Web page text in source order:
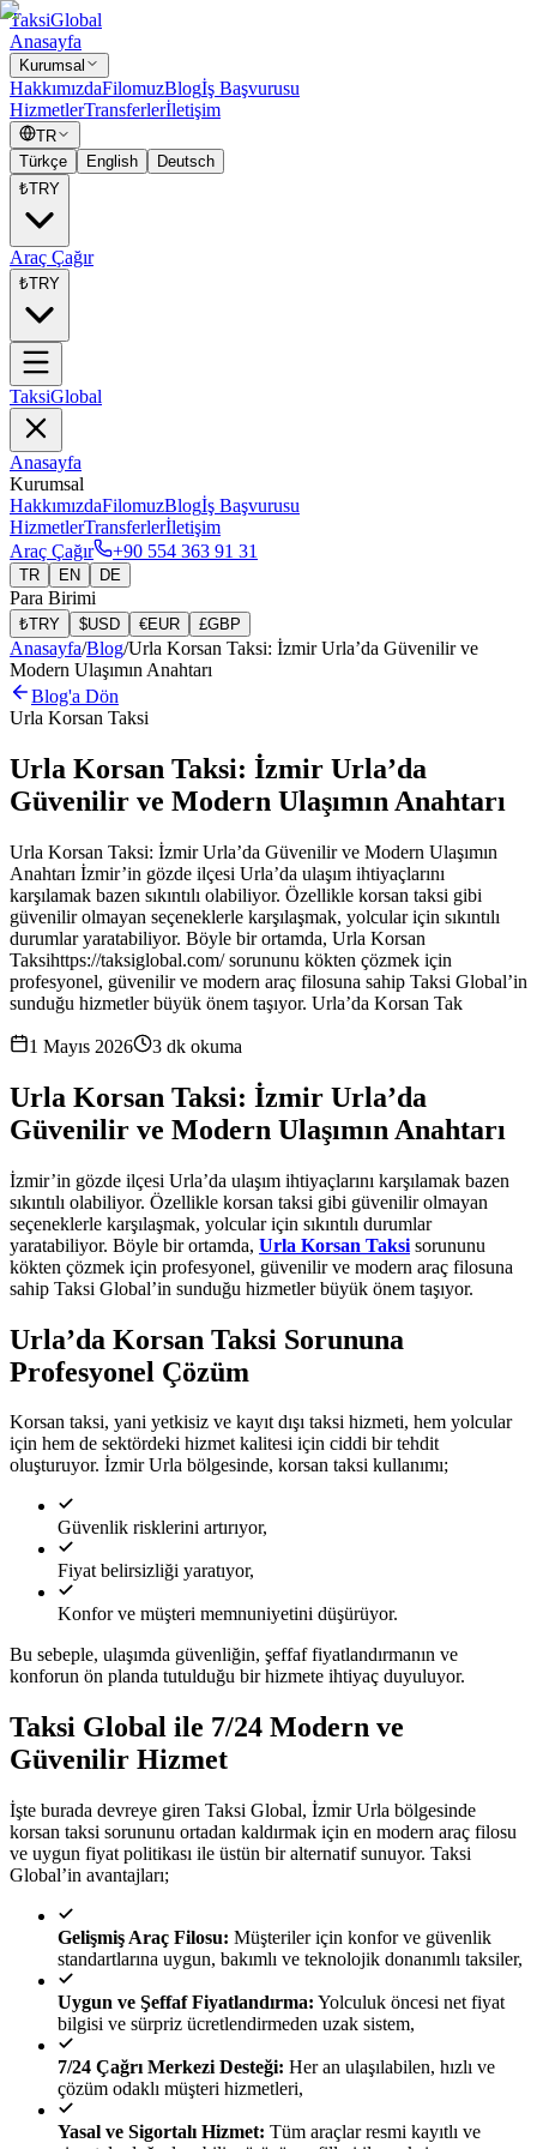
TaksiGlobal
Anasayfa
Kurumsal
HakkımızdaFilomuzBlogİş Başvurusu
HizmetlerTransferlerİletişim
TR
Türkçe
English
Deutsch
₺TRY
Araç Çağır
₺TRY
TaksiGlobal
Anasayfa
Kurumsal
HakkımızdaFilomuzBlogİş Başvurusu
HizmetlerTransferlerİletişim
Araç Çağır
+90 554 363 91 31
TR EN DE
Para Birimi
₺TRY $USD €EUR £GBP
Anasayfa/Blog/Urla Korsan Taksi: İzmir Urla’da Güvenilir ve
Modern Ulaşımın Anahtarı
Blog'a Dön
Urla Korsan Taksi
Urla Korsan Taksi: İzmir Urla’da
Güvenilir ve Modern Ulaşımın Anahtarı
Urla Korsan Taksi: İzmir Urla’da Güvenilir ve Modern Ulaşımın
Anahtarı İzmir’in gözde ilçesi Urla’da ulaşım ihtiyaçlarını
karşılamak bazen sıkıntılı olabiliyor. Özellikle korsan taksi gibi
güvenilir olmayan seçeneklerle karşılaşmak, yolcular için sıkıntılı
durumlar yaratabiliyor. Böyle bir ortamda, Urla Korsan
Taksihttps://taksiglobal.com/ sorununu kökten çözmek için
profesyonel, güvenilir ve modern araç filosuna sahip Taksi Global’in
sunduğu hizmetler büyük önem taşıyor. Urla’da Korsan Tak
1 Mayıs 2026 3 dk okuma
Urla Korsan Taksi: İzmir Urla’da
Güvenilir ve Modern Ulaşımın Anahtarı
İzmir’in gözde ilçesi Urla’da ulaşım ihtiyaçlarını karşılamak bazen
sıkıntılı olabiliyor. Özellikle korsan taksi gibi güvenilir olmayan
seçeneklerle karşılaşmak, yolcular için sıkıntılı durumlar
yaratabiliyor. Böyle bir ortamda, Urla Korsan Taksi sorununu
kökten çözmek için profesyonel, güvenilir ve modern araç filosuna
sahip Taksi Global’in sunduğu hizmetler büyük önem taşıyor.
Urla’da Korsan Taksi Sorununa
Profesyonel Çözüm
Korsan taksi, yani yetkisiz ve kayıt dışı taksi hizmeti, hem yolcular
için hem de sektördeki hizmet kalitesi için ciddi bir tehdit
oluşturuyor. İzmir Urla bölgesinde, korsan taksi kullanımı;
Güvenlik risklerini artırıyor,
Fiyat belirsizliği yaratıyor,
Konfor ve müşteri memnuniyetini düşürüyor.
Bu sebeple, ulaşımda güvenliğin, şeffaf fiyatlandırmanın ve
konforun ön planda tutulduğu bir hizmete ihtiyaç duyuluyor.
Taksi Global ile 7/24 Modern ve
Güvenilir Hizmet
İşte burada devreye giren Taksi Global, İzmir Urla bölgesinde
korsan taksi sorununu ortadan kaldırmak için en modern araç filosu
ve uygun fiyat politikası ile üstün bir alternatif sunuyor. Taksi
Global’in avantajları;
Gelişmiş Araç Filosu: Müşteriler için konfor ve güvenlik
standartlarına uygun, bakımlı ve teknolojik donanımlı taksiler,
Uygun ve Şeffaf Fiyatlandırma: Yolculuk öncesi net fiyat
bilgisi ve sürpriz ücretlendirmeden uzak sistem,
7/24 Çağrı Merkezi Desteği: Her an ulaşılabilen, hızlı ve
çözüm odaklı müşteri hizmetleri,
Yasal ve Sigortalı Hizmet: Tüm araçlar resmi kayıtlı ve